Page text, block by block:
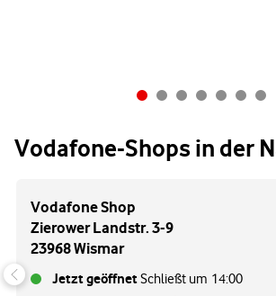
Vodafone-Shops in der
Vodafone Shop
Zierower Landstr. 3-9
23968 Wismar
Jetzt geöffnetSchließt um 14:00